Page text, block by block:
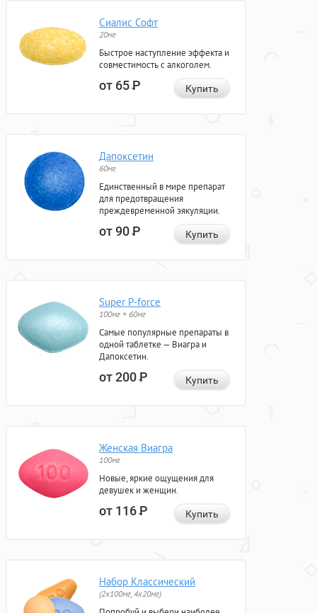
Сиалис Софт
20мг
Быстрое наступление эффекта и
совместимость с алкоголем.
от 65Р Купить
Дапоксетин
60мг
Единственный в мире препарат
для предотвращения
преждевременной эякуляции.
от 90Р Купить
Super P-force
100мг + 60мг
Самые популярные препараты в
одной таблетке — Виагра и
Дапоксетин.
от 200Р Купить
Женская Виагра
100мг
Новые, яркие ощущения для
девушек и женщин.
от 116Р Купить
Набор Классический
(2x100мг, 4x20мг)